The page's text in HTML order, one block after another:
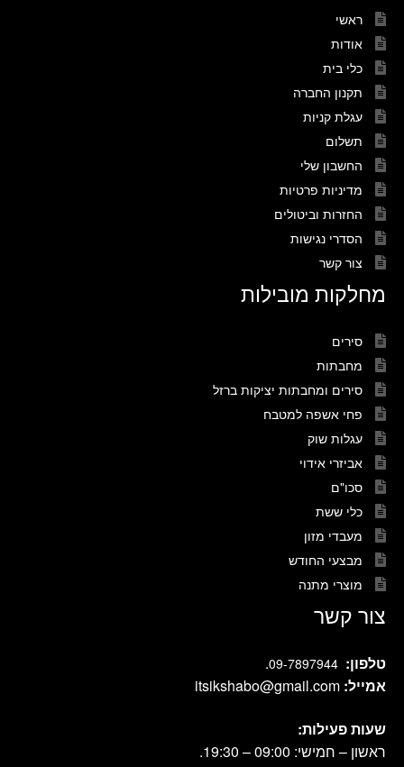
ראשי
אודות
כלי בית
תקנון החברה
עגלת קניות
תשלום
החשבון שלי
מדיניות פרטיות
החזרות וביטולים
הסדרי נגישות
צור קשר
מחלקות מובילות
סירים
מחבתות
סירים ומחבתות יציקות ברזל
פחי אשפה למטבח
עגלות שוק
אביזרי אידוי
סכו"ם
כלי ששת
מעבדי מזון
מבצעי החודש
מוצרי מתנה
צור קשר
טלפון: 09-7897944
.
אמייל: itsikshabo@gmail.com
שעות פעילות:
ראשון – חמישי: 09:00 – 19:30.